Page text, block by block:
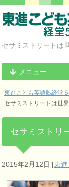
セサミストリートは
メニュー
東進こども英語塾経堂
セサミストリートは世
セサミストリ
2015年2月12日 [東